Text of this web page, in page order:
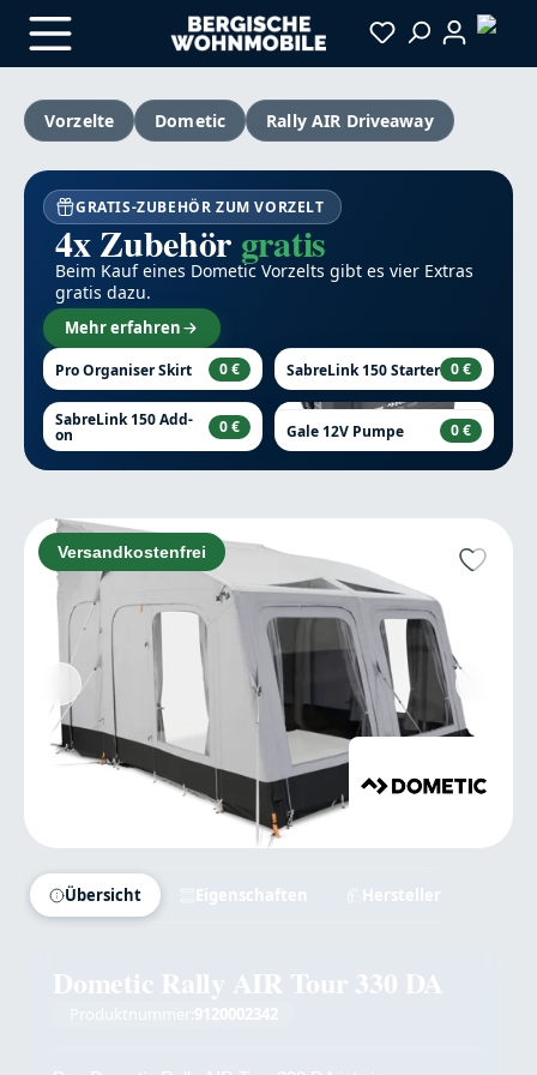
Zum Hauptinhalt springen
Vorzelte
Dometic Rally AIR Driveaway
GRATIS-ZUBEHÖR ZUM VORZELT
4x Zubehörgratis
Beim Kauf eines Dometic Vorzelts gibt es vier Extras
gratis dazu.
Mehr erfahren
Pro Organiser Skirt 0 € SabreLink 150 Starter 0 €
SabreLink 150 Add-
on 0 € Gale 12V Pumpe 0 €
Bildergalerie überspringen
Versandkostenfrei
Übersicht Eigenschaften Hersteller
Dometic Rally AIR Tour 330 DA
Produktnummer: 9120002342